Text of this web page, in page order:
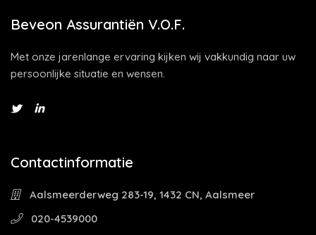
Beveon Assurantiën V.O.F.
Met onze jarenlange ervaring kijken wij vakkundig naar uw
persoonlijke situatie en wensen.
Contactinformatie
Aalsmeerderweg 283-19, 1432 CN, Aalsmeer
020-4539000